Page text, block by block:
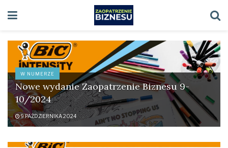
W NUMERZE
Nowe wydanie Zaopatrzenie Biznesu 9-
10/2024
9 PAŹDZIERNIKA 2024